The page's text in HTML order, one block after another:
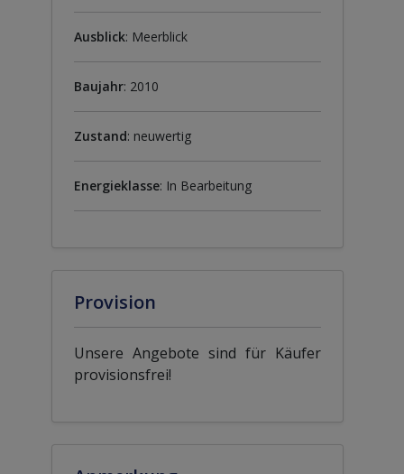
Ausblick: Meerblick
Baujahr: 2010
Zustand: neuwertig
Energieklasse: In Bearbeitung
Provision
Unsere Angebote sind für Käufer
provisionsfrei!